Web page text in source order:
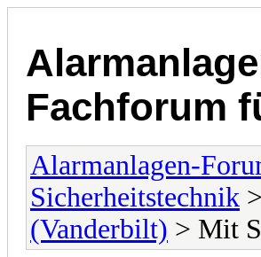
Fachforum
Alarmanlagen-
Sicherheitstechnik >
(Vanderbilt) > Mit